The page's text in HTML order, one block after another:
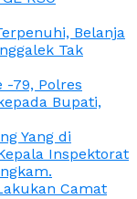
Belanja
Tak
-79, Polres
Bupati,
Yang di
Inspektorat
Camat